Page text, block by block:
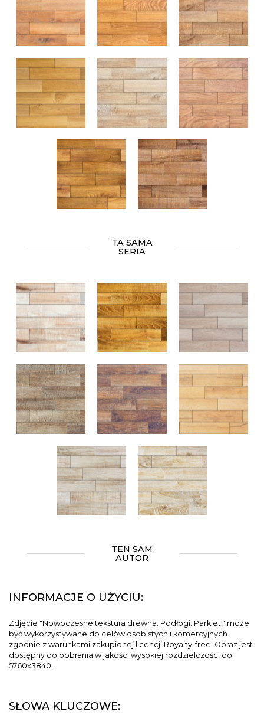
TA SAMA
SERIA
TEN SAM
AUTOR
INFORMACJE O UŻYCIU:
Zdjęcie "Nowoczesne tekstura drewna. Podłogi. Parkiet." może
być wykorzystywane do celów osobistych i komercyjnych
zgodnie z warunkami zakupionej licencji Royalty-free. Obraz jest
dostępny do pobrania w jakości wysokiej rozdzielczości do
5760x3840.
SŁOWA KLUCZOWE: